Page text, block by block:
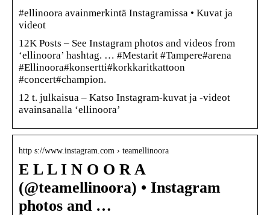
#ellinoora avainmerkintä Instagramissa • Kuvat ja
videot
12K Posts – See Instagram photos and videos from
‘ellinoora’ hashtag. … #Mestarit #Tampere#arena
#Ellinoora#konsertti#korkkaritkattoon
#concert#champion.
12 t. julkaisua – Katso Instagram-kuvat ja -videot
avainsanalla ‘ellinoora’
http s://www.instagram.com › teamellinoora
E L L I N O O R A
(@teamellinoora) • Instagram
photos and …